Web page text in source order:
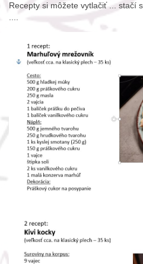
Recepty si môžete vytlačiť ... stačí